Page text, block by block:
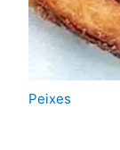
Peixes